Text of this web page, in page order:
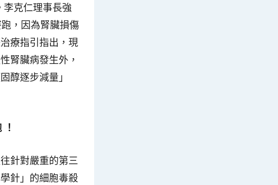
李克仁理事長強
，因為腎臟損傷
療指引指出，現
腎臟病發生外，
醇逐步減量」
！
針對嚴重的第三
針」的細胞毒殺